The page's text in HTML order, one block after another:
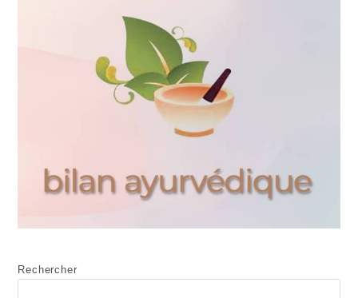
Rechercher